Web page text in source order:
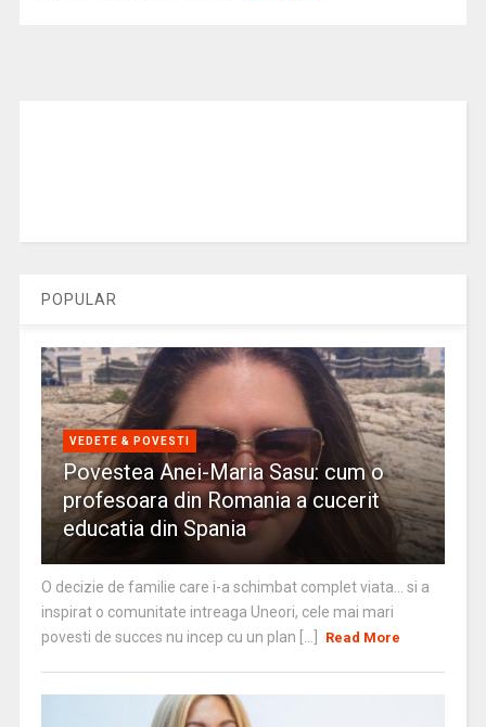
POPULAR
VEDETE & POVESTI
Povestea Anei-Maria Sasu: cum o
profesoara din Romania a cucerit
educatia din Spania
O decizie de familie care i-a schimbat complet viata… si a
inspirat o comunitate intreaga Uneori, cele mai mari
povesti de succes nu incep cu un plan [...]
Read More